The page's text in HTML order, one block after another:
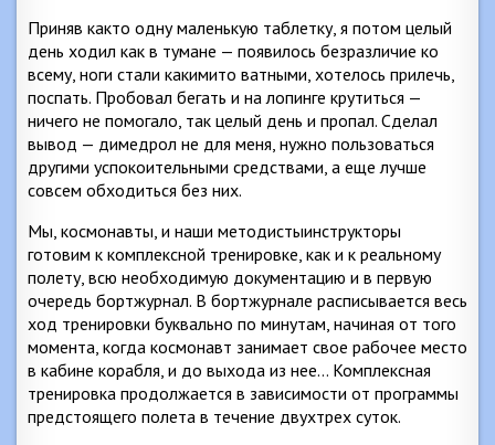
Приняв както одну маленькую таблетку, я потом целый
день ходил как в тумане — появилось безразличие ко
всему, ноги стали какимито ватными, хотелось прилечь,
поспать. Пробовал бегать и на лопинге крутиться —
ничего не помогало, так целый день и пропал. Сделал
вывод — димедрол не для меня, нужно пользоваться
другими успокоительными средствами, а еще лучше
совсем обходиться без них.
Мы, космонавты, и наши методистыинструкторы
готовим к комплексной тренировке, как и к реальному
полету, всю необходимую документацию и в первую
очередь бортжурнал. В бортжурнале расписывается весь
ход тренировки буквально по минутам, начиная от того
момента, когда космонавт занимает свое рабочее место
в кабине корабля, и до выхода из нее… Комплексная
тренировка продолжается в зависимости от программы
предстоящего полета в течение двухтрех суток.